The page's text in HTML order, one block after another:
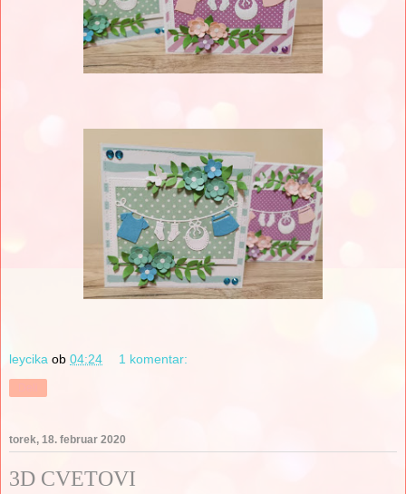
leycika ob 04:24 1 komentar:
torek, 18. februar 2020
3D CVETOVI